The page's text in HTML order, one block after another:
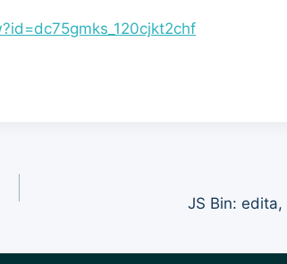
JS Bin: